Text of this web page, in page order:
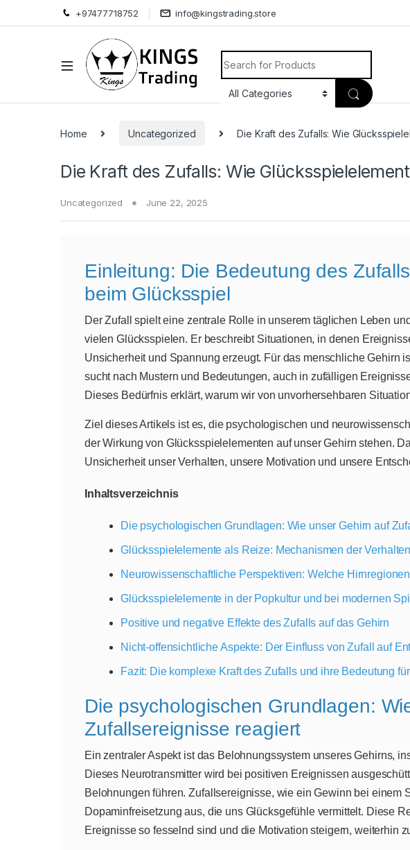
+97477718752 info@kingstrading.store
Search for:
Home Uncategorized Die Kraft des Zufalls: Wie
Die Kraft des Zufalls: Wie
Uncategorized June 22, 2025
Einleitung: Die Bedeutung des
beim Glücksspiel
Der Zufall spielt eine zentrale Rolle in unserem täglichen Leben
vielen Glücksspielen. Er beschreibt Situationen, in denen
Unsicherheit und Spannung erzeugt. Für das menschliche Gehirn
sucht nach Mustern und Bedeutungen, auch in zufälligen
Dieses Bedürfnis erklärt, warum wir von unvorhersehbaren
Ziel dieses Artikels ist es, die psychologischen und
der Wirkung von Glücksspielelementen auf unser Gehirn stehen.
Unsicherheit unser Verhalten, unsere Motivation und unsere
Inhaltsverzeichnis
Die psychologischen Grundlagen: Wie unser Gehirn auf
Glücksspielelemente als Reize: Mechanismen der
Neurowissenschaftliche Perspektiven: Welche
Glücksspielelemente in der Popkultur und bei modernen
Positive und negative Effekte des Zufalls auf das Gehirn
Nicht-offensichtliche Aspekte: Der Einfluss von Zufall auf
Fazit: Die komplexe Kraft des Zufalls und ihre Bedeutung
Die psychologischen Grundlagen:
Zufallsereignisse reagiert
Ein zentraler Aspekt ist das Belohnungssystem unseres Gehirns,
Dieses Neurotransmitter wird bei positiven Ereignissen
Belohnungen führen. Zufallsereignisse, wie ein Gewinn bei einem
Dopaminfreisetzung aus, die uns Glücksgefühle vermittelt. Diese
Ereignisse so fesselnd sind und die Motivation steigern, weiterhin